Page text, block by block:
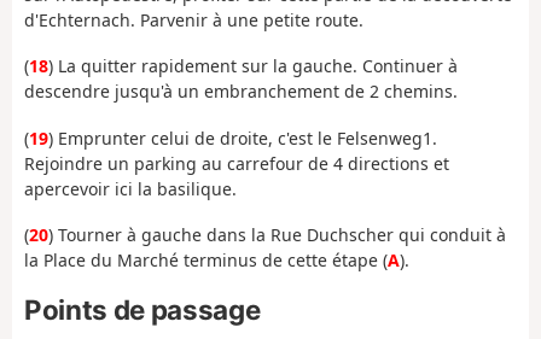
d'Echternach. Parvenir à une petite route.
(18) La quitter rapidement sur la gauche. Continuer à
descendre jusqu'à un embranchement de 2 chemins.
(19) Emprunter celui de droite, c'est le Felsenweg1.
Rejoindre un parking au carrefour de 4 directions et
apercevoir ici la basilique.
(20) Tourner à gauche dans la Rue Duchscher qui conduit à
la Place du Marché terminus de cette étape (A).
Points de passage